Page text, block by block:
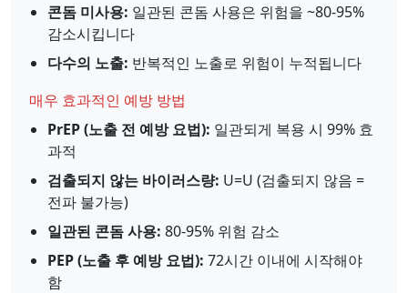
콘돔 미사용: 일관된 콘돔 사용은 위험을 ~80-95%
감소시킵니다
다수의 노출: 반복적인 노출로 위험이 누적됩니다
매우 효과적인 예방 방법
PrEP (노출 전 예방 요법): 일관되게 복용 시 99% 효
과적
검출되지 않는 바이러스량: U=U (검출되지 않음 =
전파 불가능)
일관된 콘돔 사용: 80-95% 위험 감소
PEP (노출 후 예방 요법): 72시간 이내에 시작해야
함